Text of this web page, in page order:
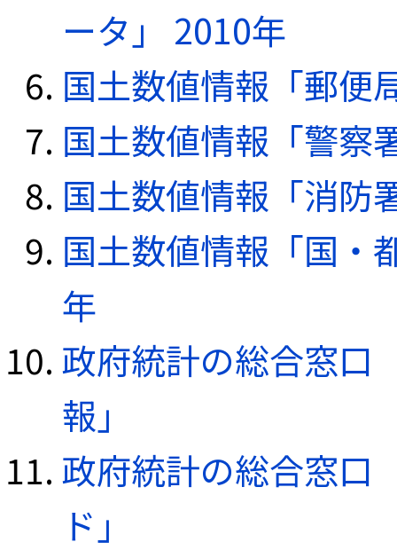
ータ」 2010年
国土数値情報「郵便
国土数値情報「警察
国土数値情報「消防
国土数値情報「国・
年
政府統計の総合窓口
報」
政府統計の総合窓口
ド」